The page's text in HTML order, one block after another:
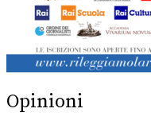
Opinioni